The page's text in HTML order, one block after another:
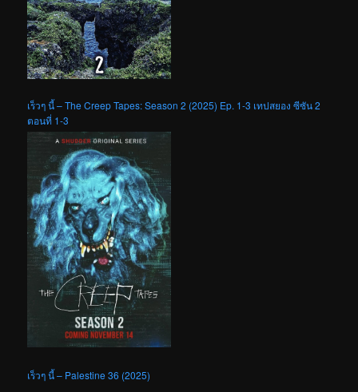
เร็วๆ นี้ – The Creep Tapes: Season 2 (2025) Ep. 1-3 เทปสยอง ซีซัน 2
ตอนที่ 1-3
เร็วๆ นี้ – Palestine 36 (2025)